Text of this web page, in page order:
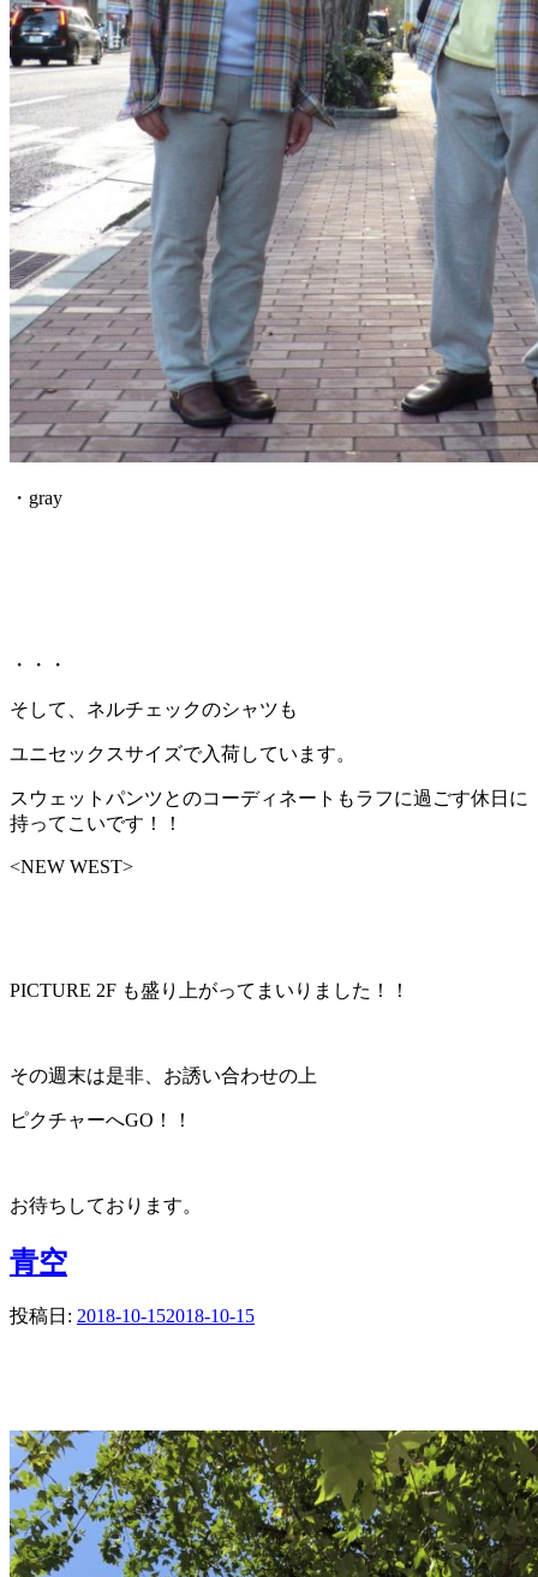
・gray
・・・
そして、ネルチェックのシャツも
ユニセックスサイズで入荷しています。
スウェットパンツとのコーディネートもラフに過ごす休日に
持ってこいです！！
<NEW WEST>
PICTURE 2F も盛り上がってまいりました！！
その週末は是非、お誘い合わせの上
ピクチャーへGO！！
お待ちしております。
青空
投稿日: 2018-10-152018-10-15